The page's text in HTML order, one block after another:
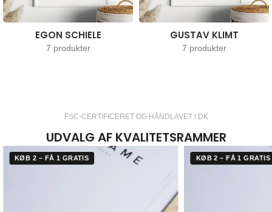
EGON SCHIELE
7 produkter
GUSTAV KLIMT
7 produkter
FSC-CERTIFICERET OG HÅNDLAVET I DK
UDVALG AF KVALITETSRAMMER
KØB 2 – FÅ 1 GRATIS KØB 2 – FÅ 1 GRATIS